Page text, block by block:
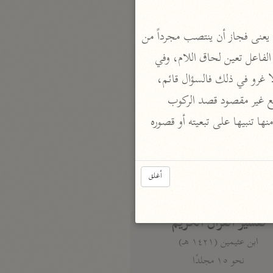
تيسير الكريم الرحمن
السعدي (١٣٧٦ هـ)
نحو ٤ مجلدات
أيسر التفاسير
أبو بكر الجزائري (١٤٣٩ هـ)
القرآن – تدبّر وعمل
تفسير القرآن الكريم
ابن عثيمين (١٤٢١ هـ)
نحو ١٥ مجلدًا
؟ قال أحمد: يعنى فجاز أن ينتصب مجرداً من
أغلق